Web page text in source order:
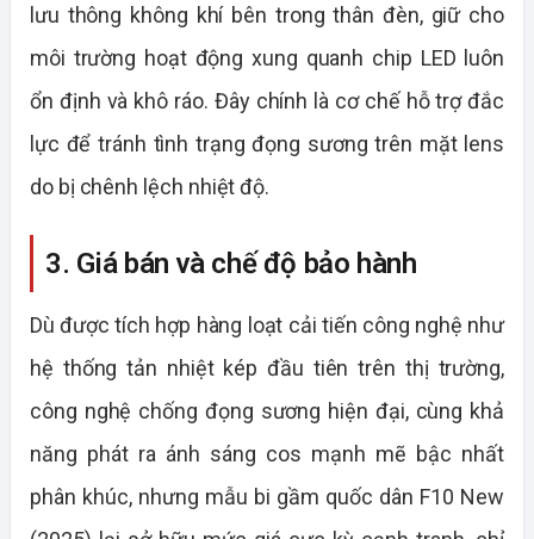
lưu thông không khí bên trong thân đèn, giữ cho
môi trường hoạt động xung quanh chip LED luôn
ổn định và khô ráo. Đây chính là cơ chế hỗ trợ đắc
lực để tránh tình trạng đọng sương trên mặt lens
do bị chênh lệch nhiệt độ.
3. Giá bán và chế độ bảo hành
Dù được tích hợp hàng loạt cải tiến công nghệ như
hệ thống tản nhiệt kép đầu tiên trên thị trường,
công nghệ chống đọng sương hiện đại, cùng khả
năng phát ra ánh sáng cos mạnh mẽ bậc nhất
phân khúc, nhưng mẫu bi gầm quốc dân F10 New